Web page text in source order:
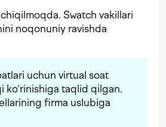
Swatch vakillari
noqonuniy ravishda
uchun virtual soat
ko‘rinishiga taqlid qilgan.
firma uslubiga